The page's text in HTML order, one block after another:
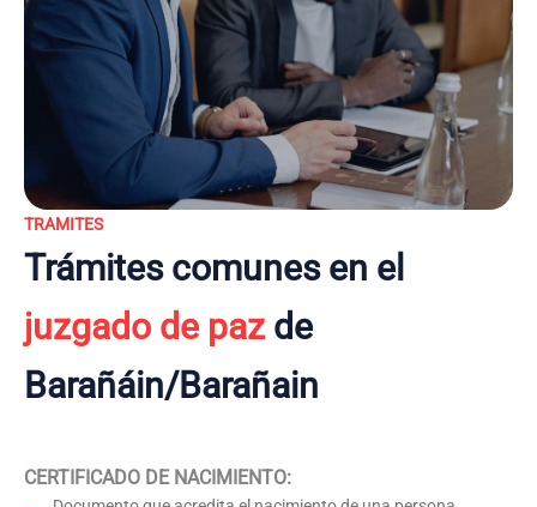
TRAMITES
Trámites comunes en el
juzgado de pazde
Barañáin/Barañain
CERTIFICADO DE NACIMIENTO: